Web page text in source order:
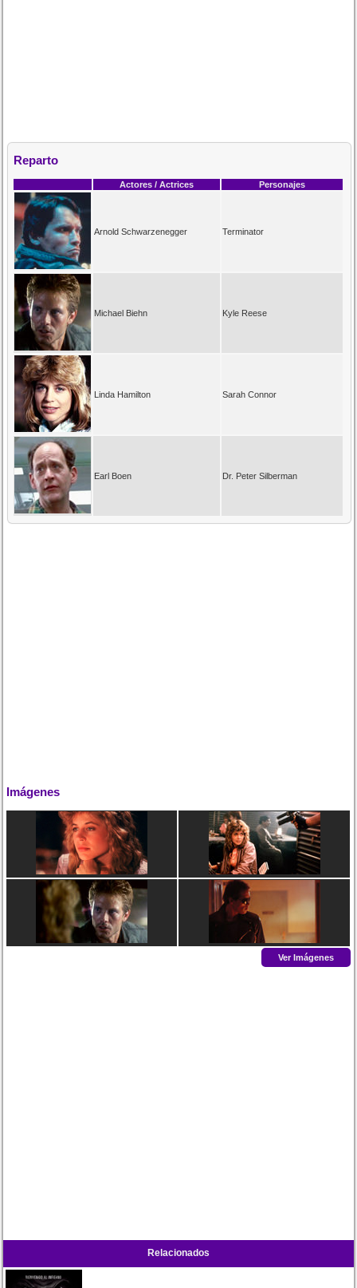
Reparto
Actores / Actrices Personajes
Arnold Schwarzenegger Terminator
Michael Biehn Kyle Reese
Linda Hamilton Sarah Connor
Earl Boen Dr. Peter Silberman
Imágenes
Ver Imágenes
Relacionados